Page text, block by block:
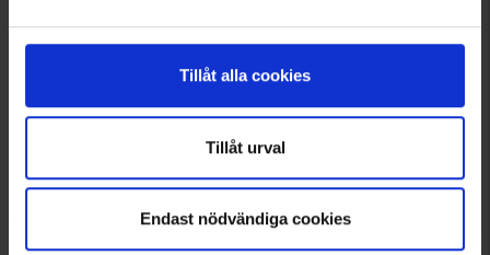
Tillåt alla cookies
Tillåt urval
Endast nödvändiga cookies
Herre Jagtskjorte Vännäs Herre Jagtsæt Nimrod Heat
1.795 kr.